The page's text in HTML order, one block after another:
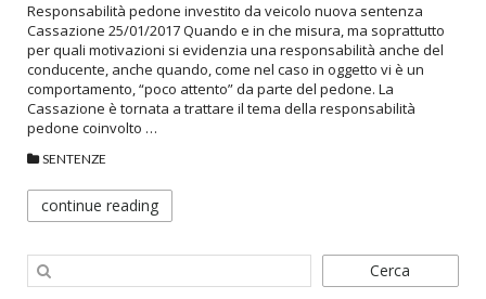
Responsabilità pedone investito da veicolo nuova sentenza
Cassazione 25/01/2017 Quando e in che misura, ma soprattutto
per quali motivazioni si evidenzia una responsabilità anche del
conducente, anche quando, come nel caso in oggetto vi è un
comportamento, “poco attento” da parte del pedone. La
Cassazione è tornata a trattare il tema della responsabilità
pedone coinvolto …
SENTENZE
continue reading
Cerca